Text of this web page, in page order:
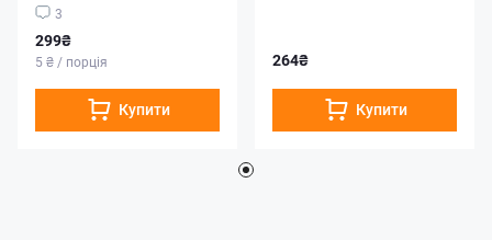
3
299₴
5 ₴ / порція
Купити
264₴
Купити